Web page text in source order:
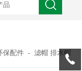
水压滤一体机 GSLY-
保配件 - 滤帽 排水帽